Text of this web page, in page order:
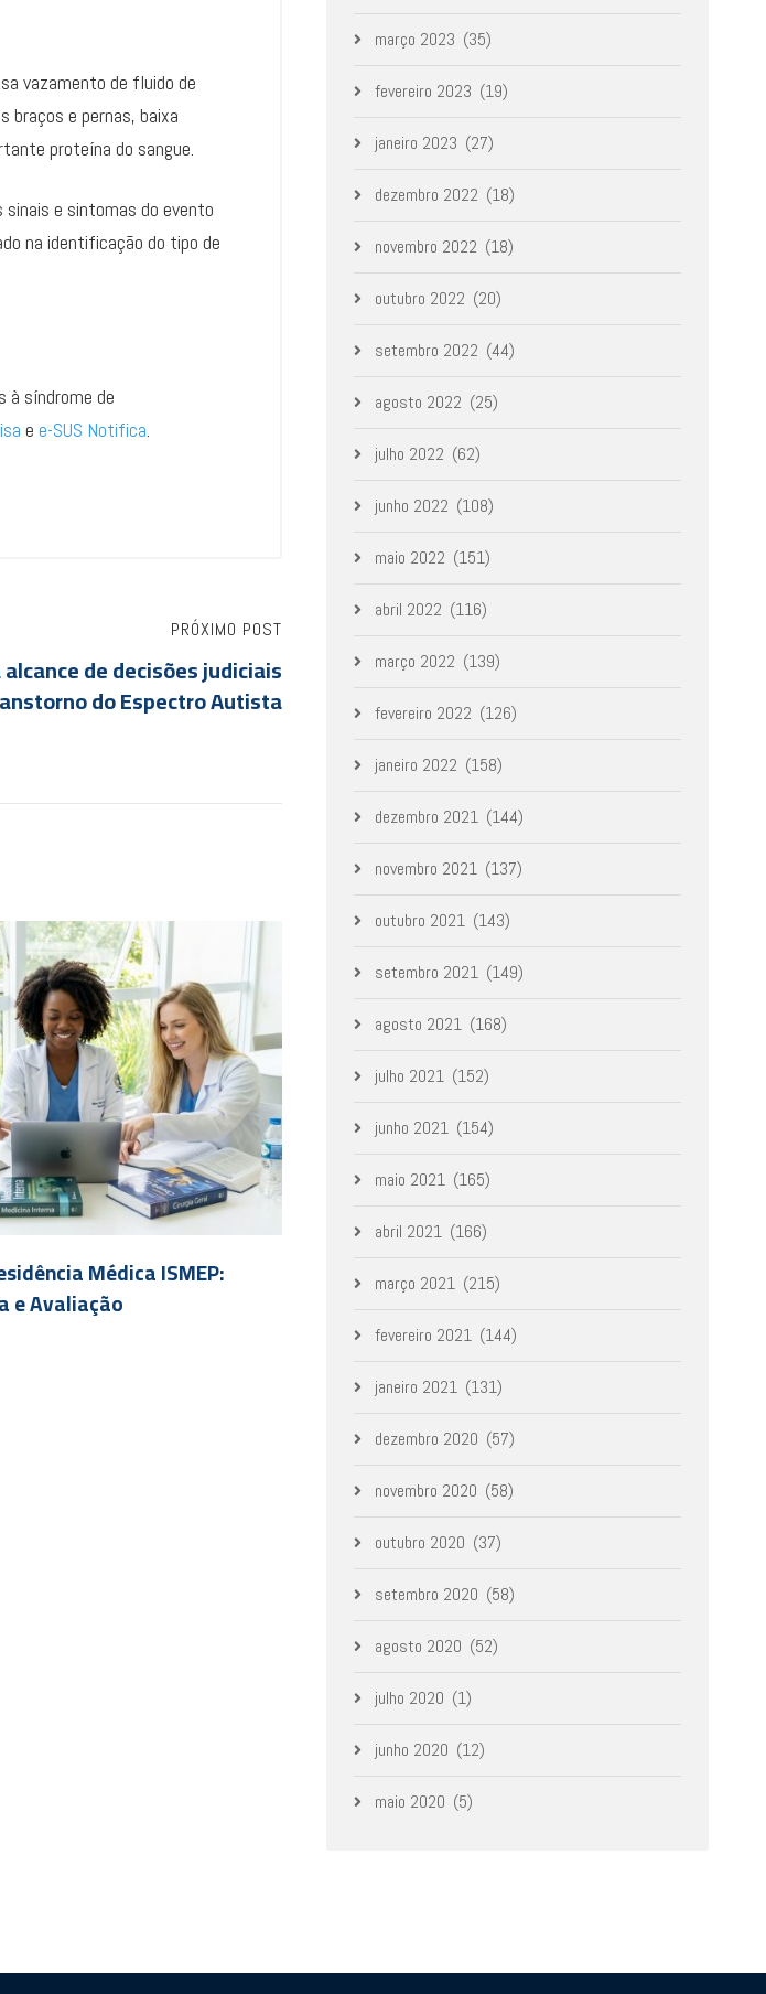
vazamento de fluido de
braços e pernas, baixa
proteína do sangue.
e sintomas do evento
na identificação do tipo de
à síndrome de
e e-SUS Notifica.
PRÓXIMO POST
de decisões judiciais
do Espectro Autista
Médica ISMEP:
e Avaliação
março 2023 (35)
fevereiro 2023 (19)
janeiro 2023 (27)
dezembro 2022 (18)
novembro 2022 (18)
outubro 2022 (20)
setembro 2022 (44)
agosto 2022 (25)
julho 2022 (62)
junho 2022 (108)
maio 2022 (151)
abril 2022 (116)
março 2022 (139)
fevereiro 2022 (126)
janeiro 2022 (158)
dezembro 2021 (144)
novembro 2021 (137)
outubro 2021 (143)
setembro 2021 (149)
agosto 2021 (168)
julho 2021 (152)
junho 2021 (154)
maio 2021 (165)
abril 2021 (166)
março 2021 (215)
fevereiro 2021 (144)
janeiro 2021 (131)
dezembro 2020 (57)
novembro 2020 (58)
outubro 2020 (37)
setembro 2020 (58)
agosto 2020 (52)
julho 2020 (1)
junho 2020 (12)
maio 2020 (5)